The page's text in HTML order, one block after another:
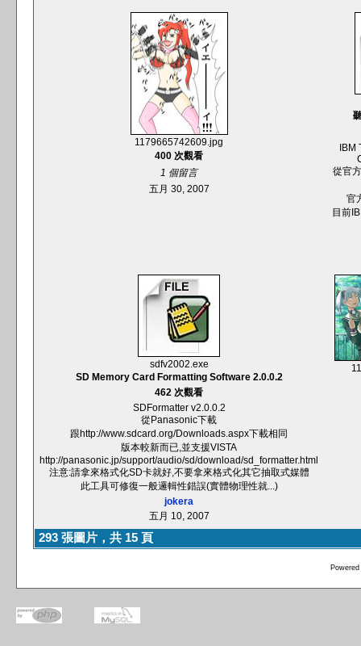
1179665742609.jpg
400 次觀看
1 個留言
五月 30, 2007
從官
官
目前
sdfv2002.exe
SD Memory Card Formatting Software 2.0.0.2
462 次觀看
SDFormatter v2.0.0.2
從Panasonic下載
跟http://www.sdcard.org/Downloads.aspx下載相同
版本較新而已,並支援VISTA
http://panasonic.jp/support/audio/sd/download/sd_formatter.html
注意:請拿來格式化SD卡就好,不要拿來格式化其它抽取式媒體
此工具可修復一般邏輯性錯誤(實體物理性就...)
jokera
五月 10, 2007
293 張圖片，共 15 頁